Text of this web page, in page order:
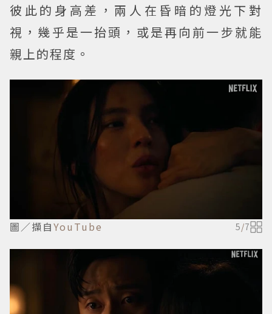
彼此的身高差，兩人在昏暗的燈光下對
視，幾乎是一抬頭，或是再向前一步就能
親上的程度。
圖／擷自YouTube 5/7